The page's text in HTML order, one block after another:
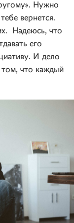
Нужно
вернется.
Надеюсь, что
его
И дело
том, что каждый